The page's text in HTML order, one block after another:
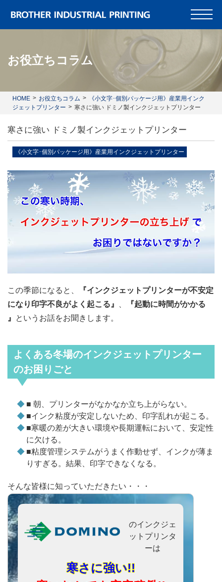
お役立ちコラム
HOME お役立ちコラム
《小文字･個別パッケージ用》産業用インク
ジェットプリンター
寒さに強い ドミノ製インクジェットプリンター
寒さに強い ドミノ製インクジェットプリンター
《小文字･個別パッケージ用》産業用インクジェットプリンター
この季節になると、
『インクジェットプリンターが不安定
になり印字不良がよく起こる』
『起動に時間がかかる
』
というお話をお聞きします。
よくある冬場のインクジェットプリンター
のお困りごと
■ 朝、プリンターがなかなか立ち上がらない。
■インク粘度が安定しないため、印字乱れが起こる。
■寒暖の差が大きい環境や長期運転において、安定性
に欠ける。
■粘度管理システムがうまく作動せず、インクが薄ま
りすぎる。結果、印字できなくなる。
そんな皆様に知っていただきたい・・・
のインクジェ
ットプリンタ
ーは
寒さに強い!!